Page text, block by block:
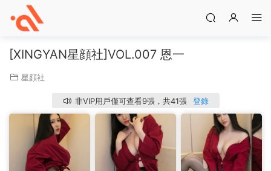
[XINGYAN星顔社]VOL.007 恩一
星顔社
非VIP用戶僅可查看9張，共41張 登錄